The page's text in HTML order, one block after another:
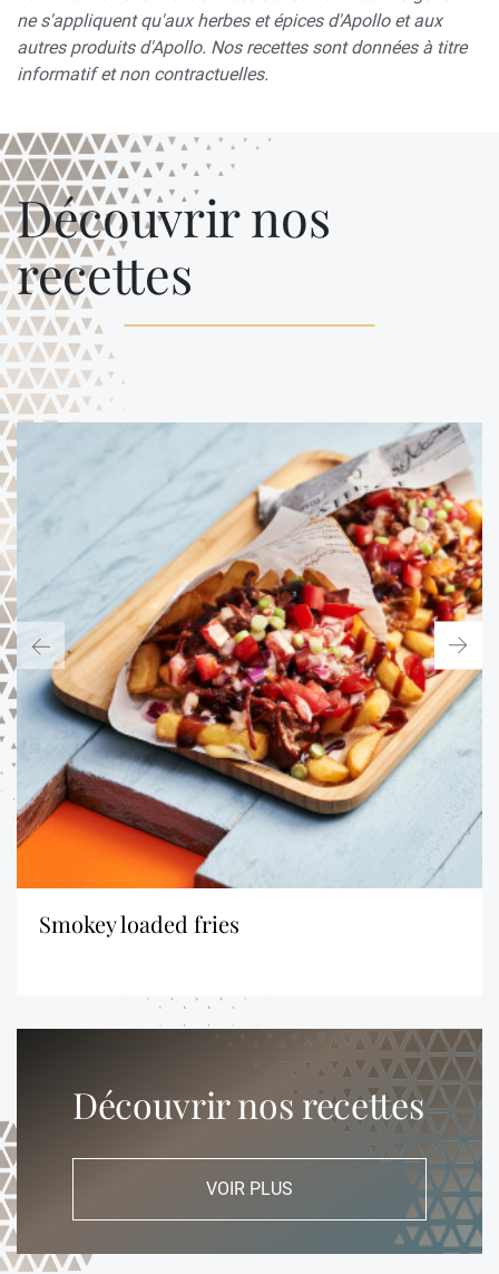
ne s'appliquent qu'aux herbes et épices d'Apollo et aux
autres produits d'Apollo. Nos recettes sont données à titre
informatif et non contractuelles.
Découvrir nos
recettes
Découvrir nos recettes
VOIR PLUS
smokey loaded fries